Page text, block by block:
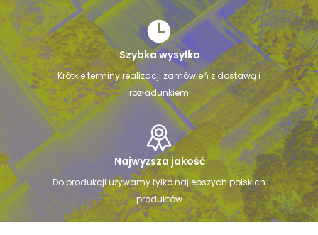
Szybka wysyłka
Krótkie terminy realizacji zamówień z dostawą i
rozładunkiem
Najwyższa jakość
Do produkcji używamy tylko najlepszych polskich
produktów